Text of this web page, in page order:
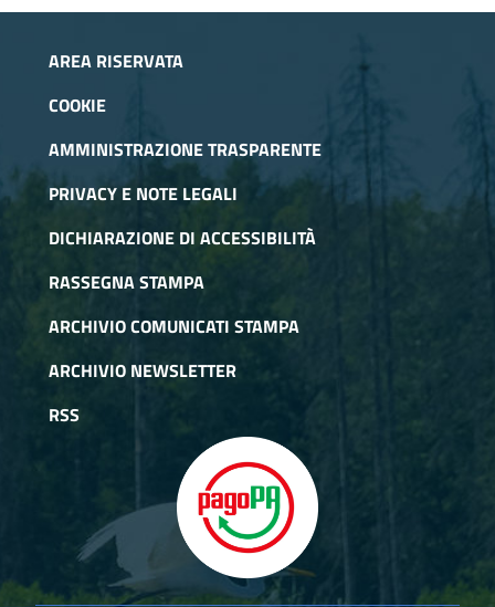
Pitem Biodiv'Alp
della Biodiversità sulle Alpi dedicato alla protezione e
conservazione, alla gestione e alla valorizzazione della
AREA RISERVATA
COOKIE
AMMINISTRAZIONE TRASPARENTE
PRIVACY E NOTE LEGALI
DICHIARAZIONE DI ACCESSIBILITÀ
RASSEGNA STAMPA
ARCHIVIO COMUNICATI STAMPA
ARCHIVIO NEWSLETTER
RSS